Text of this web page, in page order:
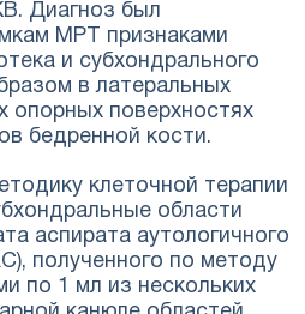
Диагноз был
МРТ признаками
и субхондрального
в латеральных
опорных поверхностях
бедренной кости.
клеточной терапии
области
аспирата аутологичного
полученного по методу
по 1 мл из нескольких